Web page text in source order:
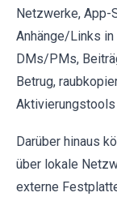
Netzwerke, App-
Anhänge/Links in
DMs/PMs,
Betrug,
Aktivierungstools
Darüber hinaus
über lokale
externe